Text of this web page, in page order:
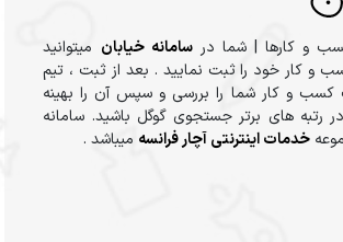
و کارها | شما درسامانه خیابان میتوانید
و کار خود را ثبت نمایید . بعد از ثبت ، تیم
و کار شما را بررسی و سپس آن را بهینه
رتبه های برتر جستجوی گوگل باشید. سامانه
خدمات اینترنتی آچار فرانسه میباشد .